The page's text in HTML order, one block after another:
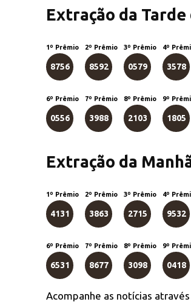
Extração da
1º Prêmio
8756
2º Prêmio
8592
3º Prêmio
0579
4º
3578
6º Prêmio
0556
7º Prêmio
3988
8º Prêmio
2103
9º
1805
Extração da
1º Prêmio
4131
2º Prêmio
3863
3º Prêmio
2715
4º
9532
6º Prêmio
6531
7º Prêmio
8677
8º Prêmio
3098
9º
0418
Acompanhe as notícias